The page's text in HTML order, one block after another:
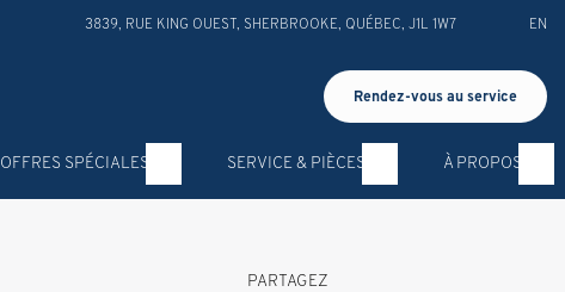
3839, RUE KING OUEST SHERBROOKE QUÉBEC J1L 1W7 EN
Rendez-vous au service
OFFRES SPÉCIALES SERVICE & PIÈCES À PROPOS
PARTAGEZ